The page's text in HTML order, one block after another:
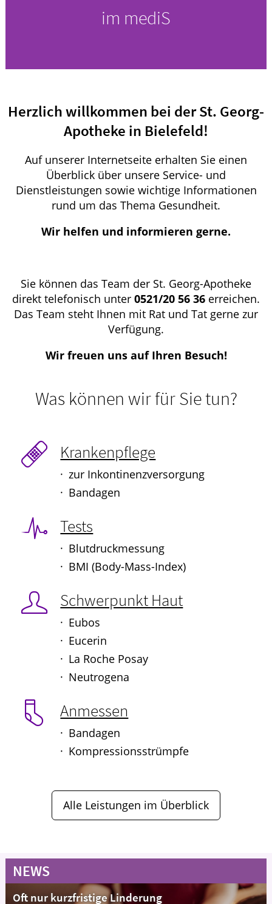
im mediS
Herzlich willkommen bei der St. Georg-
Apotheke in Bielefeld!
Auf unserer Internetseite erhalten Sie einen
Überblick über unsere Service- und
Dienstleistungen sowie wichtige Informationen
rund um das Thema Gesundheit.
Wir helfen und informieren gerne.
Sie können das Team der St. Georg-Apotheke
direkt telefonisch unter 0521/20 56 36 erreichen.
Das Team steht Ihnen mit Rat und Tat gerne zur
Verfügung.
Wir freuen uns auf Ihren Besuch!
Was können wir für Sie tun?
Krankenpflege
zur Inkontinenzversorgung
Bandagen
Tests
Blutdruckmessung
BMI (Body-Mass-Index)
Schwerpunkt Haut
Eubos
Eucerin
La Roche Posay
Neutrogena
Anmessen
Bandagen
Kompressionsstrümpfe
Alle Leistungen im Überblick
NEWS
Oft nur kurzfristige Linderung